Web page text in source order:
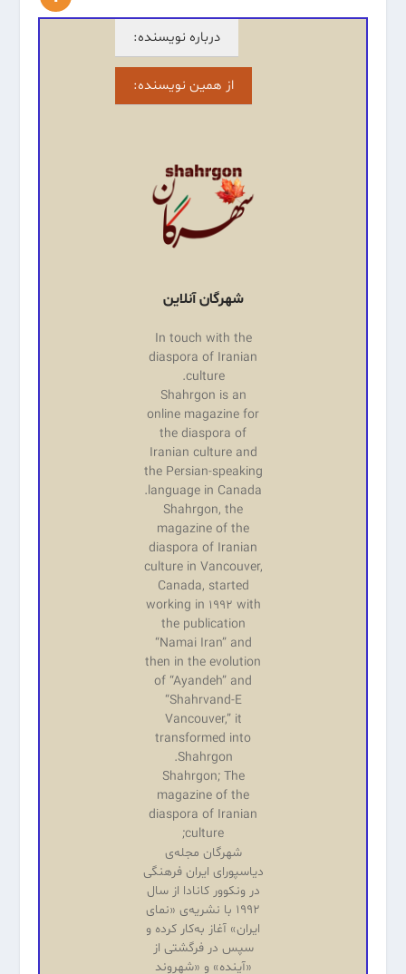
درباره نویسنده:
از همین نویسنده:
شهرگان آنلاین
In touch with the
diaspora of Iranian
culture.
Shahrgon is an
online magazine for
the diaspora of
Iranian culture and
the Persian-speaking
language in Canada.
Shahrgon, the
magazine of the
diaspora of Iranian
culture in Vancouver,
Canada, started
working in 1992 with
the publication
“Namai Iran” and
then in the evolution
of “Ayandeh” and
“Shahrvand-E
Vancouver,” it
transformed into
Shahrgon.
Shahrgon; The
magazine of the
diaspora of Iranian
culture;
شهرگان مجله‌ی
دیاسپورای ایران فرهنگی
در ونکوور کانادا از سال
۱۹۹۲ با نشریه‌‌ی «نمای
ایران» آغاز به‌کار کرده و
سپس در فرگشتی از
«آینده‌» و «شهروند